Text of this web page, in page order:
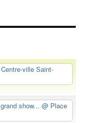
ville Saint-
show... @ Place